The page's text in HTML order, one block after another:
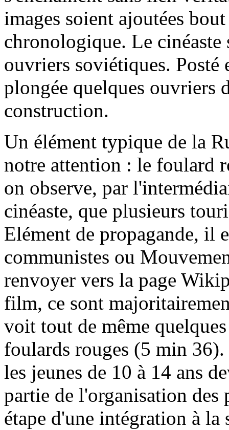
images soient ajoutées
chronologique. Le cinéaste
ouvriers soviétiques.
plongée quelques ouvriers
construction.
Un élément typique de la
notre attention : le foulard
on observe, par
cinéaste, que plusieurs
Elément de propagande, il
communistes ou
renvoyer vers la page
film, ce sont
voit tout de même
foulards rouges (5 min
les jeunes de 10 à 14 ans
partie de l'organisation
étape d'une intégration à la